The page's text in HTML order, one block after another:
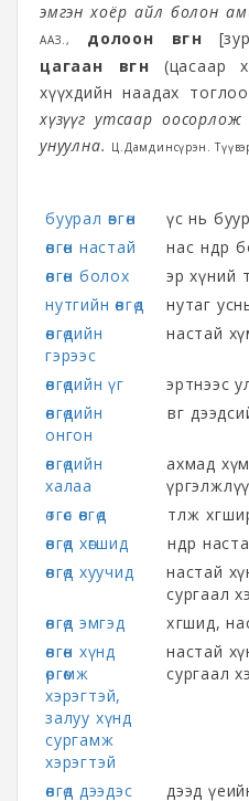
эмгэн хоёр айл болон
ААЗ., долоон өвгөн
цагаан өвгөн (цасаар
хүүхдийн наадах
хүзүүг утсаар
унуулна. Ц.Дамдинсүрэн.
буурал өвгөн
үс нь
өвгөн настай
нас өндөр
өвгөн болох
эр хүний
нутгийн өвгөд
нутаг
өвгөдийн
гэрээс
настай
өвгөдийн үг
эртнээс
өвгөдийн
онгон
өвөг
өвгөдийн
халаа
ахмад
өтгөс өвгөд
өтөлж
өвгөд хөгшид
өндөр
өвгөд хуучид
настай
сургаал
өвгөд эмгэд
хөгшид,
өвгөн хүнд
өргөмж
хэрэгтэй,
залуу хүнд
сургамж
хэрэгтэй
настай
сургаал
өвгөд дээдэс дээд